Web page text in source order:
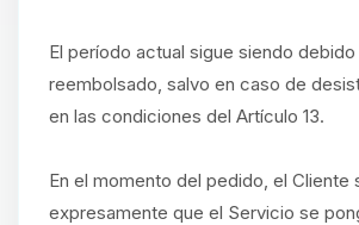
El período actual sigue siendo
reembolsado, salvo en caso de
en las condiciones del Artículo 13.
En el momento del pedido, el Cliente
expresamente que el Servicio se